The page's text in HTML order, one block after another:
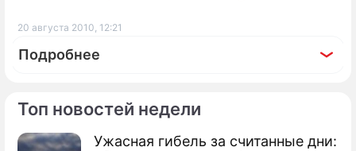
Топ новостей недели
Ужасная гибель за считанные дни:
20 августа 2010, 12:21
Подробнее